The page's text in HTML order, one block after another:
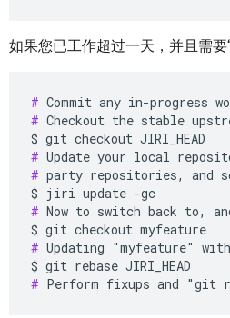
如果您已工作超过一天，并且需
#
# Checkout the stable
#
# party repositories, and
# Now to switch back to,
# Updating "myfeature"
#